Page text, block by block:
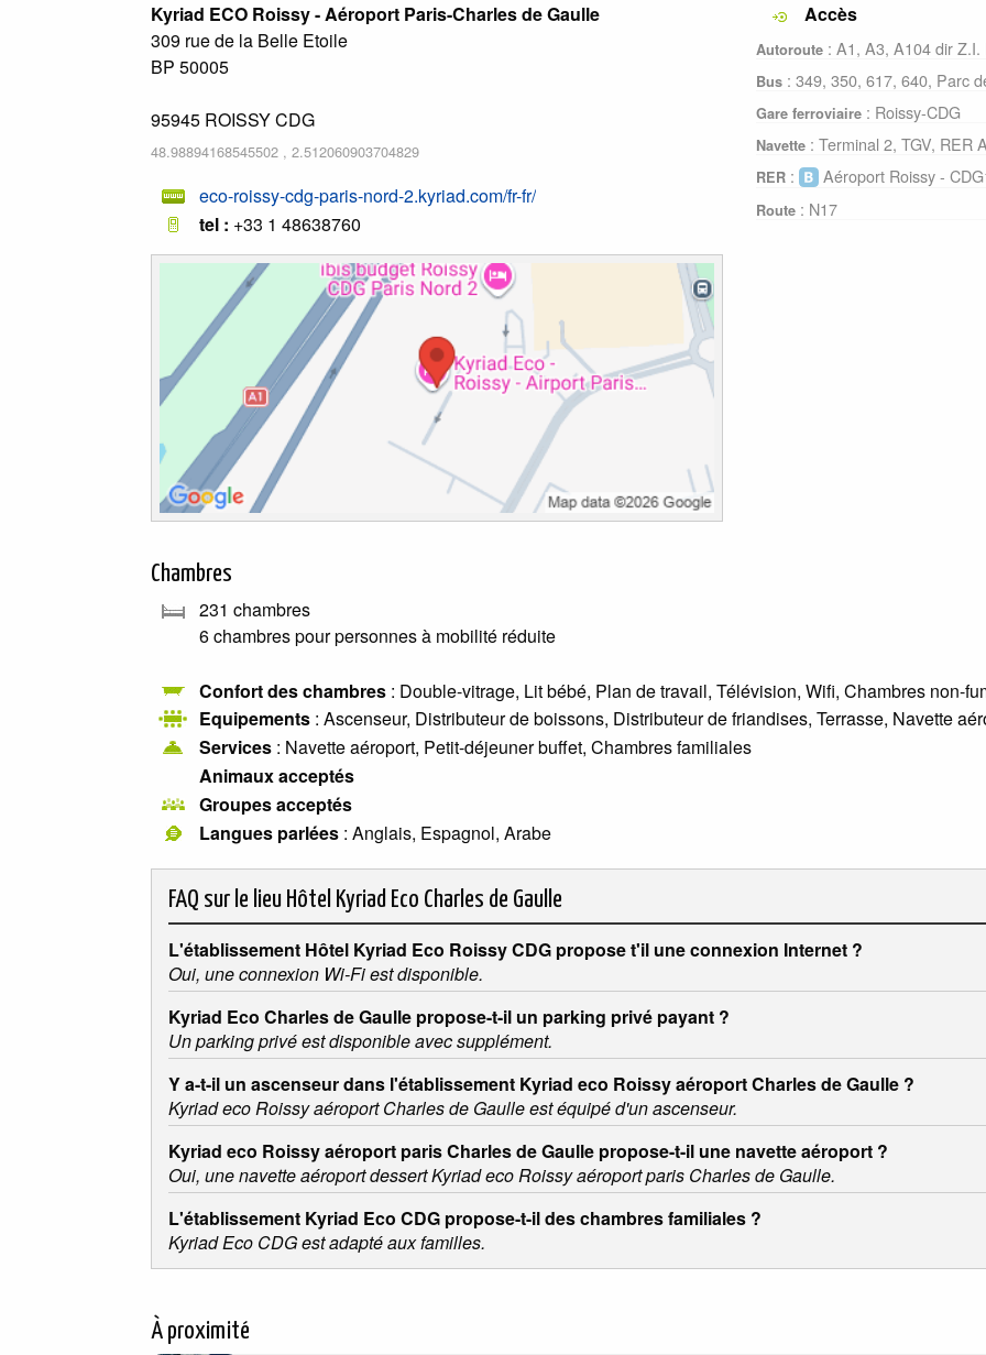
Kyriad ECO Roissy - Aéroport Paris-Charles de Gaulle
309 rue de la Belle Etoile
BP 50005
95945 ROISSY CDG
48.98894168545502 , 2.512060903704829
eco-roissy-cdg-paris-nord-2.kyriad.com/fr-fr/
tel : +33 1 48638760
Accès
Autoroute : A1, A3, A104 dir
Bus : 349, 350, 617, 640, Parc
Gare ferroviaire : Roissy-CDG
Navette : Terminal 2, TGV, RER
RER : Aéroport Roissy -
Route : N17
Chambres
231 chambres
6 chambres pour personnes à mobilité réduite
Confort des chambres : Double-vitrage, Lit bébé, Plan de travail, Télévision, Wifi, Chambres non-
Equipements : Ascenseur, Distributeur de boissons, Distributeur de friandises, Terrasse, Navette
Services : Navette aéroport, Petit-déjeuner buffet, Chambres familiales
Animaux acceptés
Groupes acceptés
Langues parlées : Anglais, Espagnol, Arabe
FAQ sur le lieu Hôtel Kyriad Eco Charles de Gaulle
L'établissement Hôtel Kyriad Eco Roissy CDG propose t'il une connexion Internet ?
Oui, une connexion Wi-Fi est disponible.
Kyriad Eco Charles de Gaulle propose-t-il un parking privé payant ?
Un parking privé est disponible avec supplément.
Y a-t-il un ascenseur dans l'établissement Kyriad eco Roissy aéroport Charles de Gaulle ?
Kyriad eco Roissy aéroport Charles de Gaulle est équipé d'un ascenseur.
Kyriad eco Roissy aéroport paris Charles de Gaulle propose-t-il une navette aéroport ?
Oui, une navette aéroport dessert Kyriad eco Roissy aéroport paris Charles de Gaulle.
L'établissement Kyriad Eco CDG propose-t-il des chambres familiales ?
Kyriad Eco CDG est adapté aux familles.
À proximité